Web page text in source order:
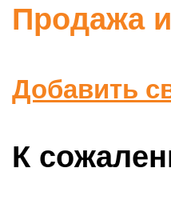
Продажа
Добавить
К